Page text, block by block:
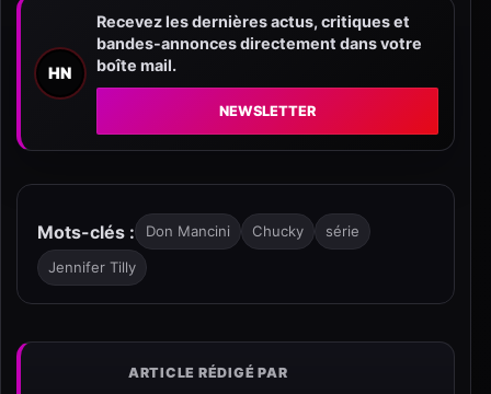
HN
Recevez les dernières actus, critiques et
bandes-annonces directement dans votre
boîte mail.
NEWSLETTER
Mots-clés : Don Mancini Chucky série
Jennifer Tilly
ARTICLE RÉDIGÉ PAR